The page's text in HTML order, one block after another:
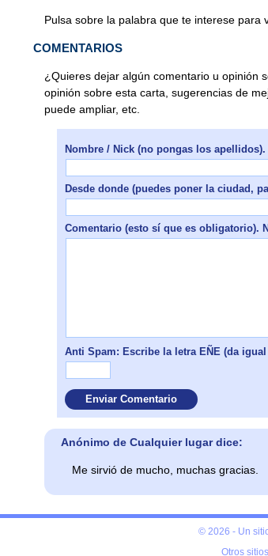
Pulsa sobre la palabra que te interese para
COMENTARIOS
¿Quieres dejar algún comentario u opinión
opinión sobre esta carta, sugerencias de
puede ampliar, etc.
Nombre / Nick (no pongas los
Desde donde (puedes poner la ciudad,
Comentario (esto sí que es obligatorio).
Anti Spam: Escribe la letra EÑE (da
Anónimo de Cualquier lugar dice:
Me sirvió de mucho, muchas gracias.
© 2026 - Un
Otros